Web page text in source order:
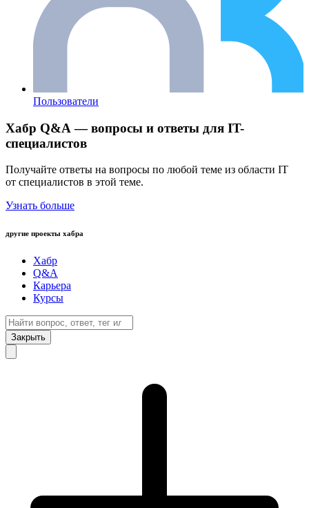
Пользователи
Хабр Q&A — вопросы и ответы для IT-
специалистов
Получайте ответы на вопросы по любой теме из области IT
от специалистов в этой теме.
Узнать больше
другие проекты хабра
Хабр
Q&A
Карьера
Курсы
Закрыть